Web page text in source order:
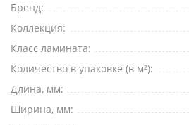
Бренд:
Коллекция:
Класс ламината:
Количество в упаковке (в м²):
Длина, мм:
Ширина, мм:
Телефон